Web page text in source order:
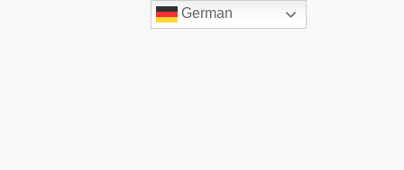
German